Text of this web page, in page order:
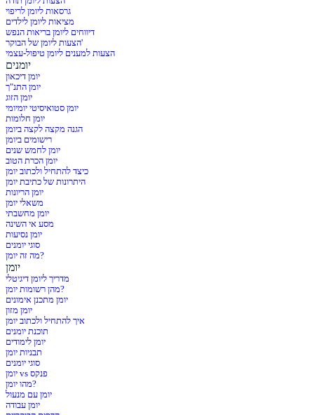
גרסאות ליומן לריפוי
מציאות ליומן לילדים
דיווחים ליומן בריאות הנפש
הצעות ליומן של הבוקר'
הצעות למענים ליומן טיפול-עצמי
יומנים
יומן דיכאון
יומן התנ"ך
יומן הזוג
יומן סטואיסיטי יומיומי
יומן חלומות
הגנה מקצה לקצה ביומן
רישומים ביומן
יומן לחמש שנים
יומן הכרת הטוב
כיצד להתחיל ולכתוב יומן
היתרונות של כתיבת יומן
יומן הריונות
משאלי יומן
יומן מחשבתי
מסע אי השינה
יומן נסיעות
סוגי יומנים
מה זה יומן?
יומן
מדריך ליומן דיגיטלי
מהן רשומות יומן?
יומן מתכנן אימונים
יומן מזון
איך להתחיל ולכתוב יומן
תוכנת יומנים
יומן לימודים
תבניות יומן
סוגי יומנים
יומן vs פנקס
מהו יומן?
יומן עם מנעול
יומן עבודה